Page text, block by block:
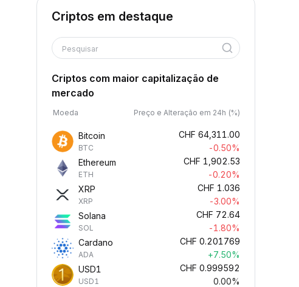
Criptos em destaque
Pesquisar
Criptos com maior capitalização de
mercado
Moeda Preço e Alteração em 24h (%)
Bitcoin
BTC
CHF 64,311.00
-0.50%
Ethereum
ETH
CHF 1,902.53
-0.20%
XRP
XRP
CHF 1.036
-3.00%
Solana
SOL
CHF 72.64
-1.80%
Cardano
ADA
CHF 0.201769
+7.50%
USD1
USD1
CHF 0.999592
0.00%